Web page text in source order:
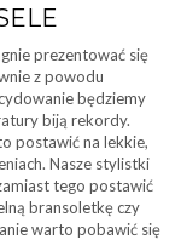
prezentować się
z powodu
będziemy
biją rekordy.
postawić na lekkie,
Nasze stylistki
tego postawić
bransoletkę czy
warto pobawić się